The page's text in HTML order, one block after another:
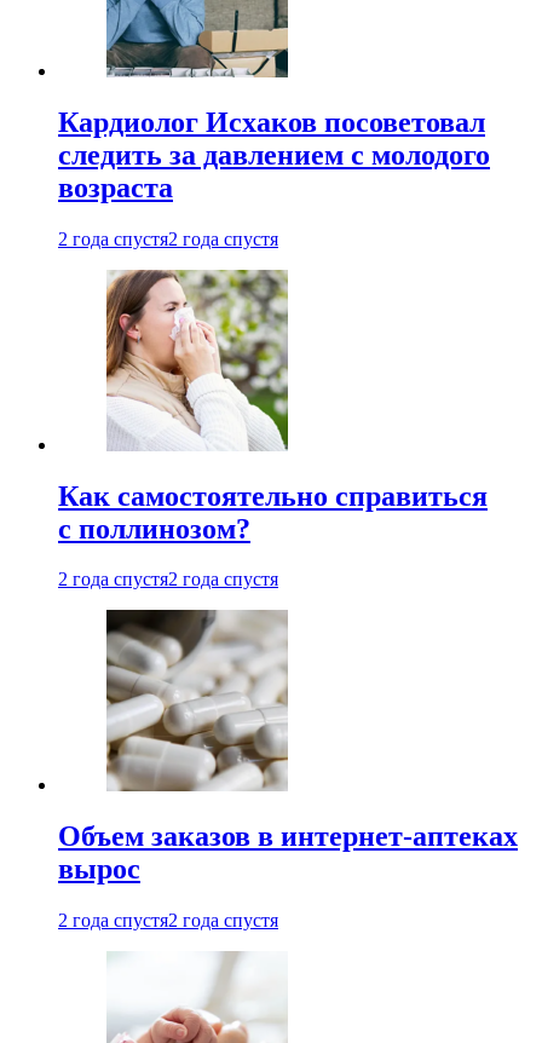
Кардиолог Исхаков посоветовал
следить за давлением с молодого
возраста
2 года спустя2 года спустя
Как самостоятельно справиться
с поллинозом?
2 года спустя2 года спустя
Объем заказов в интернет-аптеках
вырос
2 года спустя2 года спустя